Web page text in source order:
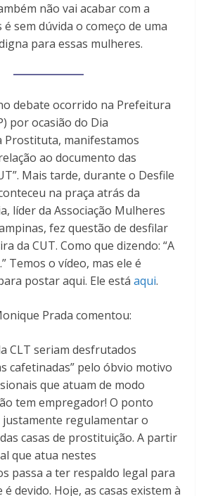
não vai acabar com a
sem dúvida o começo de uma
para essas mulheres.
debate ocorrido na Prefeitura
por ocasião do Dia
Prostituta, manifestamos
ao documento das
Mais tarde, durante o Desfile
na praça atrás da
líder da Associação Mulheres
fez questão de desfilar
da CUT. Como que dizendo: “A
Temos o vídeo, mas ele é
postar aqui. Ele está aqui.
Prada comentou:
CLT seriam desfrutados
cafetinadas” pelo óbvio motivo
que atuam de modo
tem empregador! O ponto
justamente regulamentar o
casas de prostituição. A partir
que atua nestes
passa a ter respaldo legal para
devido. Hoje, as casas existem à